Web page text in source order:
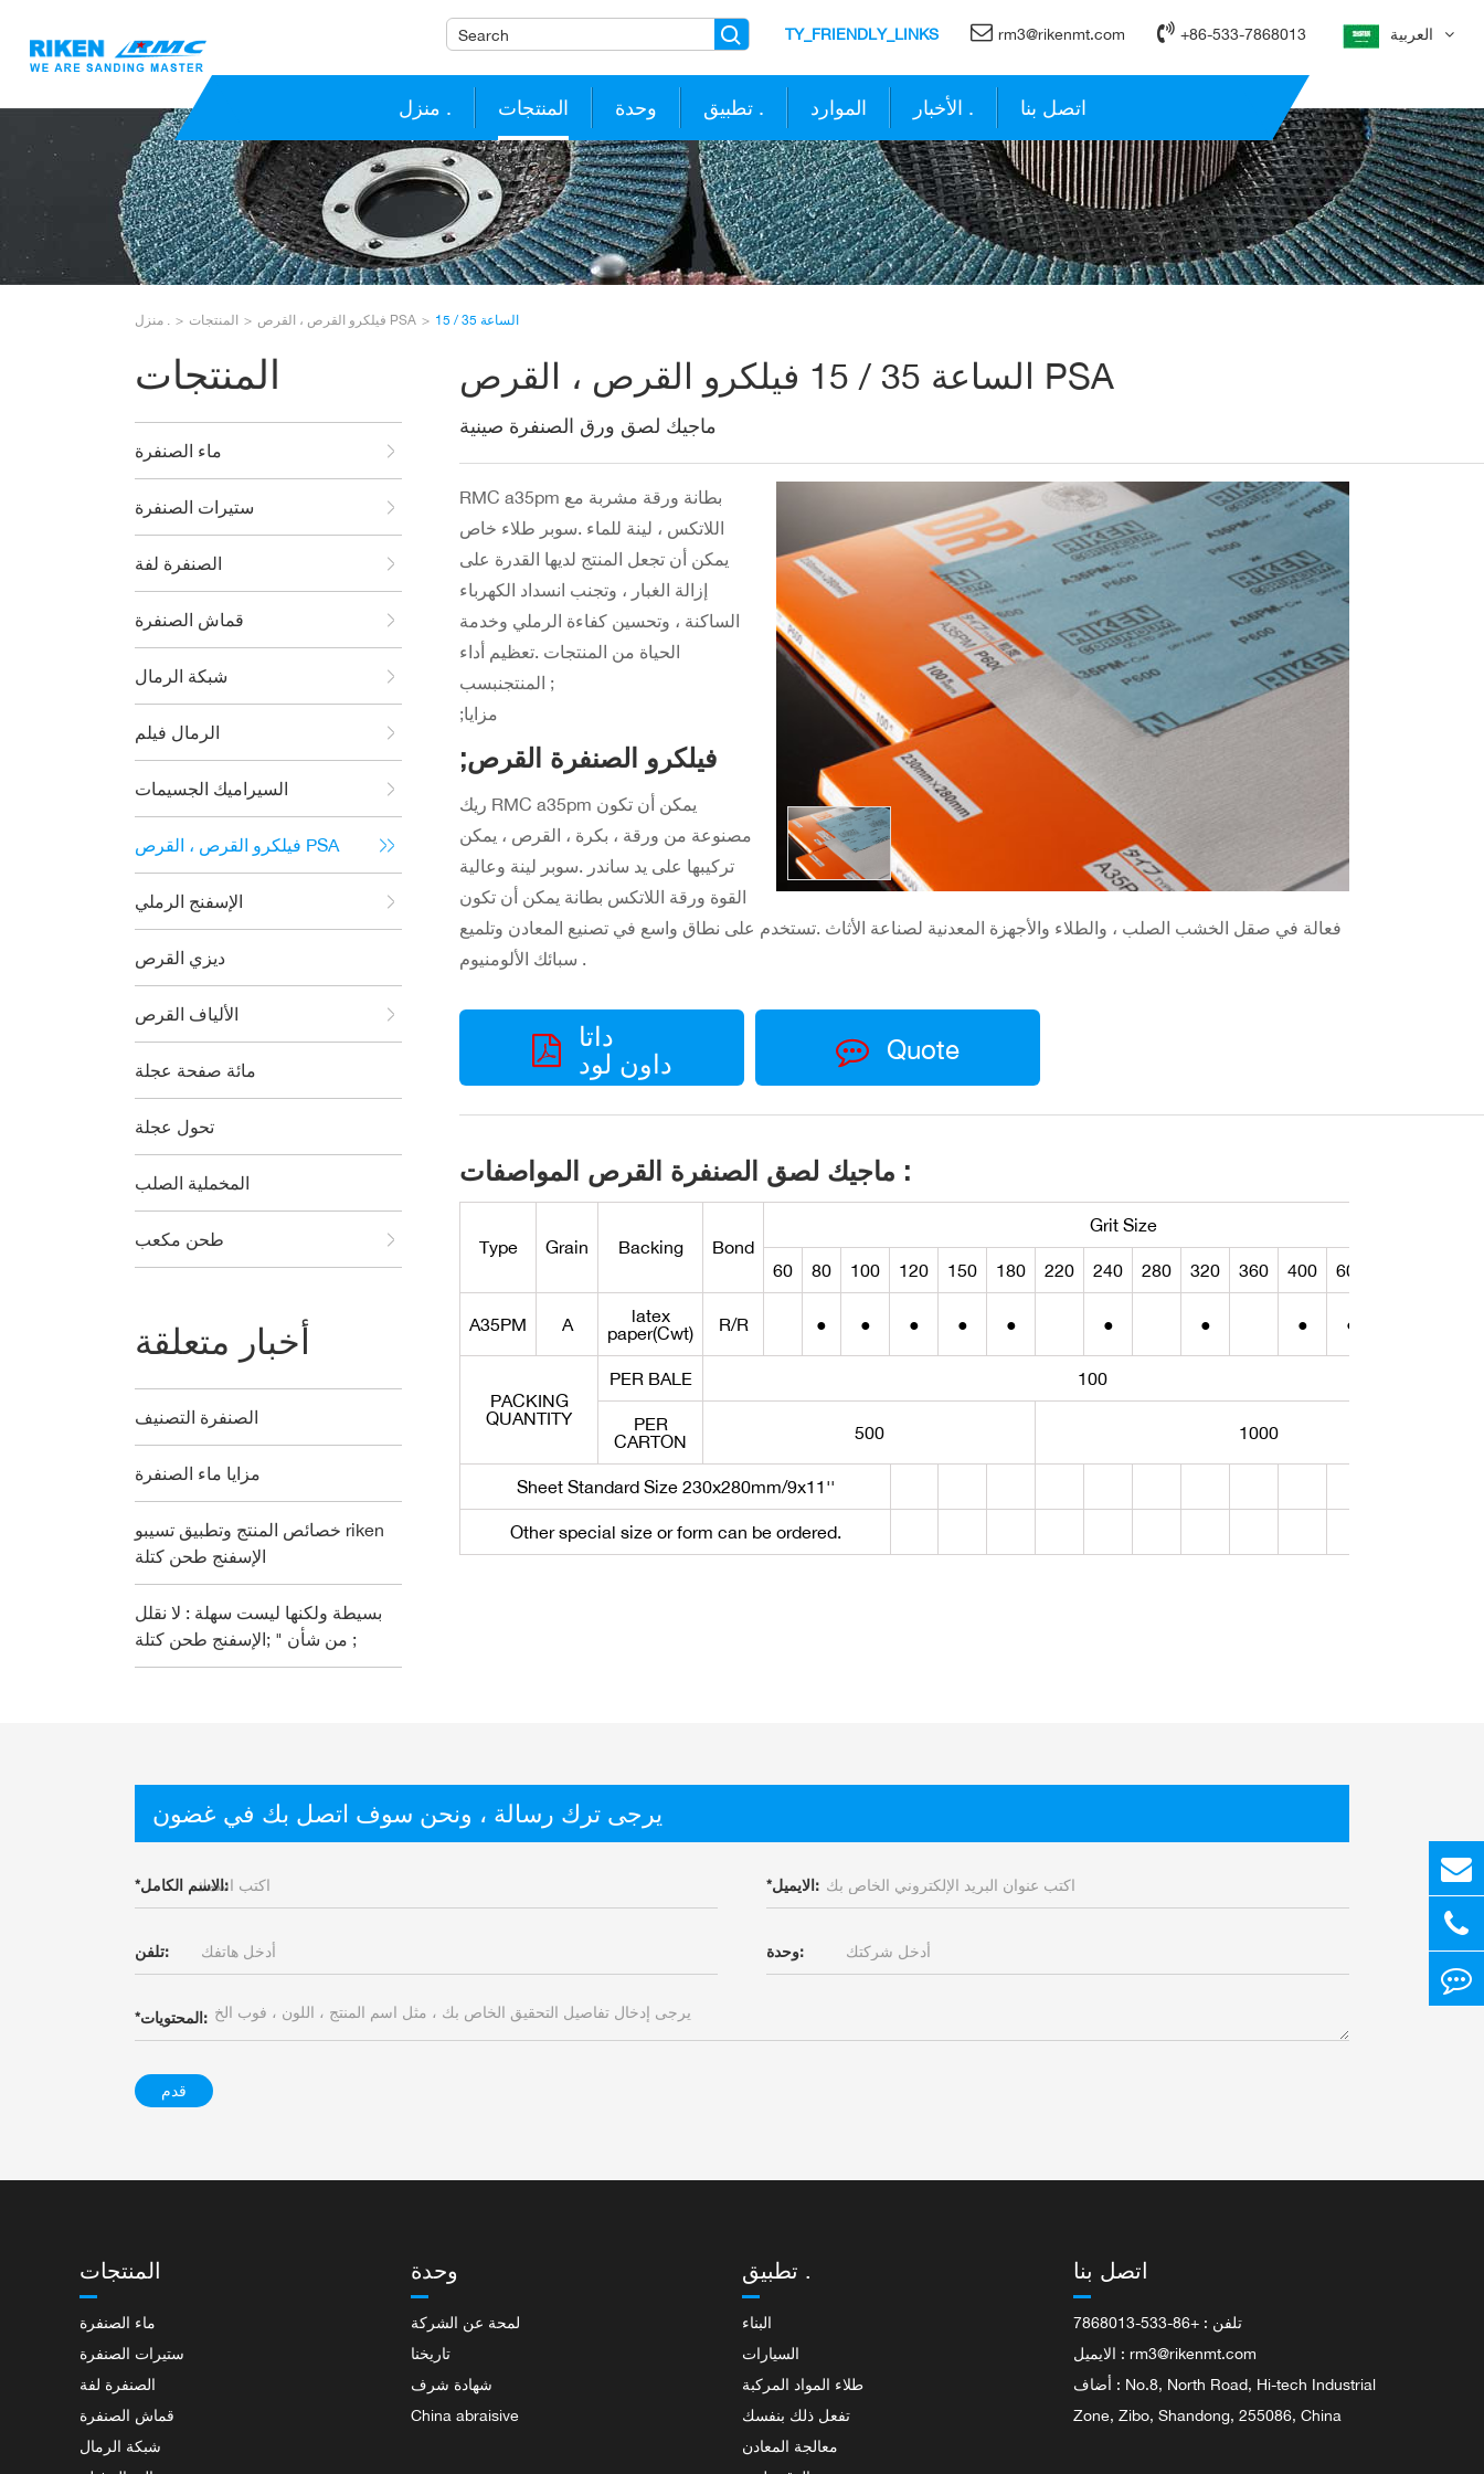
TY_FRIENDLY_LINKS rm3@rikenmt.com +86-533-7868013 العربية
منزل . المنتجات وحدة تطبيق . الموارد الأخبار . اتصل بنا
منزل . المنتجات فيلكرو القرص ، القرص PSA الساعة 35 / 15
المنتجات
ماء الصنفرة
ستيرات الصنفرة
الصنفرة لفة
قماش الصنفرة
شبكة الرمال
الرمال فيلم
السيراميك الجسيمات
فيلكرو القرص ، القرص PSA
الإسفنج الرملي
ديزي القرص
الألياف القرص
مائة صفحة عجلة
تحول عجلة
المخملية الصلب
طحن مكعب
أخبار متعلقة
الصنفرة التصنيف
مزايا ماء الصنفرة
خصائص المنتج وتطبيق تسيبو riken
الإسفنج طحن كتلة
بسيطة ولكنها ليست سهلة : لا نقلل
من شأن " ;الإسفنج طحن كتلة ;
الساعة 35 / 15 فيلكرو القرص ، القرص PSA
ماجيك لصق ورق الصنفرة صينية
RMC a35pm بطانة ورقة مشربة مع
اللاتكس ، لينة للماء .سوبر طلاء خاص
يمكن أن تجعل المنتج لديها القدرة على
إزالة الغبار ، وتجنب انسداد الكهرباء
الساكنة ، وتحسين كفاءة الرملي وخدمة
الحياة من المنتجات .تعظيم أداء
المنتجنبسب ;
;مزايا
;فيلكرو الصنفرة القرص
ريك RMC a35pm يمكن أن تكون
مصنوعة من ورقة ، بكرة ، القرص ، يمكن
تركيبها على يد ساندر .سوبر لينة وعالية
القوة ورقة اللاتكس بطانة يمكن أن تكون
فعالة في صقل الخشب الصلب ، والطلاء والأجهزة المعدنية لصناعة الأثاث .تستخدم على نطاق واسع في تصنيع المعادن وتلميع
سبائك الألومنيوم .
داتا
داون لود
Quote
ماجيك لصق الصنفرة القرص المواصفات :
Type Grain Backing Bond
Grit Size
60 80 100 120 150 180 220 240 280 320 360 400 600
A35PM A
latex
paper(Cwt)
R/R ● ● ● ● ● ● ● ● ●
PACKING
QUANTITY
PER BALE 100
PER
CARTON
500 1000
Sheet Standard Size 230x280mm/9x11''
Other special size or form can be ordered.
يرجى ترك رسالة ، ونحن سوف اتصل بك في غضون
* الاسم الكامل: * الايميل:
تلفن: وحدة:
* المحتويات:
قدم
المنتجات
ماء الصنفرة
ستيرات الصنفرة
الصنفرة لفة
قماش الصنفرة
شبكة الرمال
وحدة
لمحة عن الشركة
تاريخنا
شهادة شرف
China abraisive
تطبيق .
البناء
السيارات
طلاء المواد المركبة
تفعل ذلك بنفسك
معالجة المعادن
اتصل بنا
تلفن : +86-533-7868013
الايميل : rm3@rikenmt.com
أضاف : No.8, North Road, Hi-tech Industrial
Zone, Zibo, Shandong, 255086, China